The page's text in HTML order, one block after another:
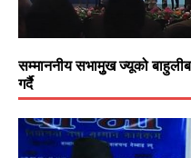
सम्माननीय सभामुुख ज्यूको
गर्दै